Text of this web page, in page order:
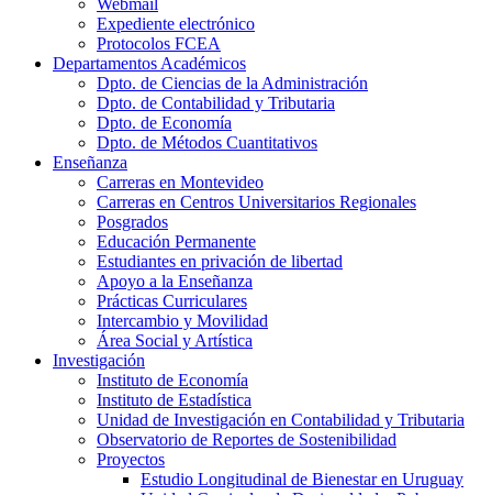
Webmail
Expediente electrónico
Protocolos FCEA
Departamentos Académicos
Dpto. de Ciencias de la Administración
Dpto. de Contabilidad y Tributaria
Dpto. de Economía
Dpto. de Métodos Cuantitativos
Enseñanza
Carreras en Montevideo
Carreras en Centros Universitarios Regionales
Posgrados
Educación Permanente
Estudiantes en privación de libertad
Apoyo a la Enseñanza
Prácticas Curriculares
Intercambio y Movilidad
Área Social y Artística
Investigación
Instituto de Economía
Instituto de Estadística
Unidad de Investigación en Contabilidad y Tributaria
Observatorio de Reportes de Sostenibilidad
Proyectos
Estudio Longitudinal de Bienestar en Uruguay